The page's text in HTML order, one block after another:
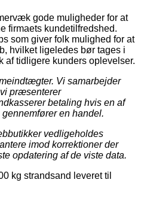
gode muligheder for at
firmaets kundetilfredshed.
som giver folk mulighed for at
hvilket ligeledes bør tages i
af tidligere kunders oplevelser.
Vi samarbejder
præsenterer
betaling hvis en af
en handel.
vedligeholdes
imod korrektioner der
opdatering af de viste data.
kg strandsand leveret til